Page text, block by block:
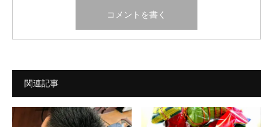
関連記事